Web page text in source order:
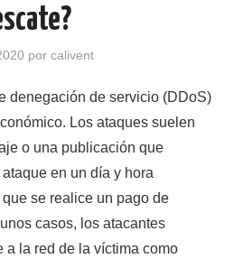
porcalivent
denegación de servicio (DDoS)
Los ataques suelen
o una publicación que
en un día y hora
se realice un pago de
casos, los atacantes
a la red de la víctima como